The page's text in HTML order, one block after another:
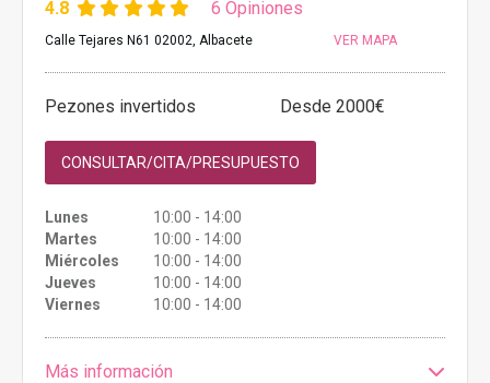
4.8 6 Opiniones
Calle Tejares N61 02002, Albacete VER MAPA
Pezones invertidos Desde 2000€
CONSULTAR/CITA/PRESUPUESTO
Lunes
10:00 - 14:00
Martes
10:00 - 14:00
Miércoles
10:00 - 14:00
Jueves
10:00 - 14:00
Viernes
10:00 - 14:00
Más información